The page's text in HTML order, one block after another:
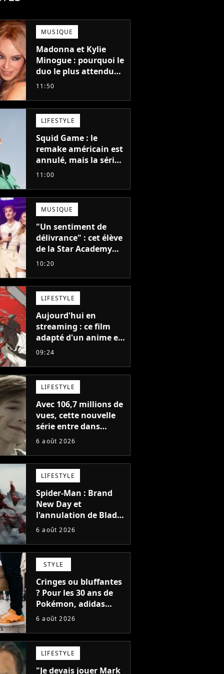
MUSIQUE
Madonna et Kylie
Minogue : pourquoi le
duo le plus attendu
de la pop a mis 25 ans
11:50
LIFESTYLE
Squid Game : le
remake américain est
annulé, mais la série
la plus vue sur Netflix
version française
11:00
MUSIQUE
"Un sentiment de
délivrance" : cet élève
de la Star Academy
balance après la fin
10:20
LIFESTYLE
Aujourd'hui en
streaming : ce film
adapté d'un anime et
noté 98% est à voir
vous ne comprendrez
plus la série
09:24
LIFESTYLE
Avec 106,7 millions de
vues, cette nouvelle
série entre dans
l'histoire de Netflix en
6 août 2026
LIFESTYLE
Spider-Man : Brand
New Day et
l'annulation de Blade
montrent que Marvel
faire quoi que ce soit
de simple
6 août 2026
STYLE
Cringes ou bluffantes
? Pour les 30 ans de
Pokémon, adidas
dévoile une énorme
et je ne sais pas quoi
en penser
6 août 2026
LIFESTYLE
"Je devais jouer Mark